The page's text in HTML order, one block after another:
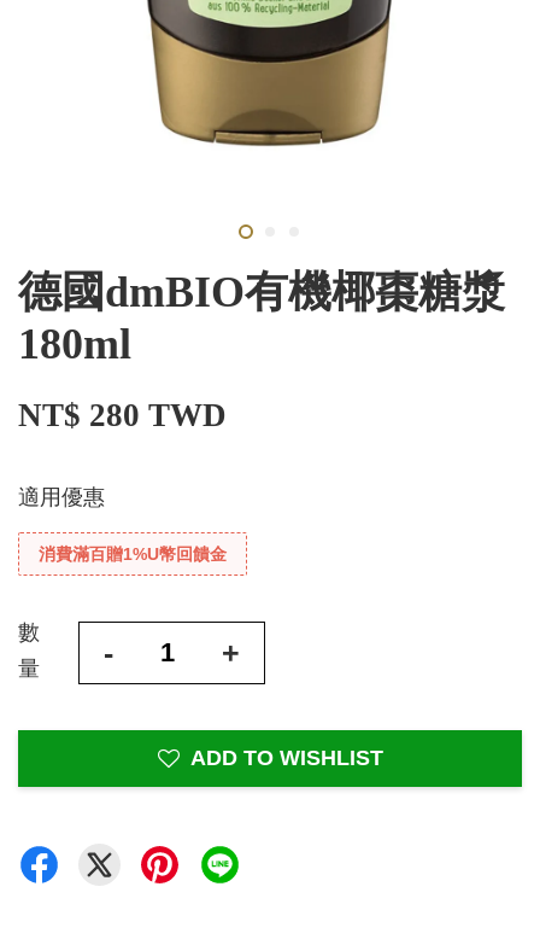
德國dmBIO有機椰棗糖漿
180ml
NT$ 280 TWD
適用優惠
消費滿百贈1%U幣回饋金
數
量
- +
ADD TO WISHLIST